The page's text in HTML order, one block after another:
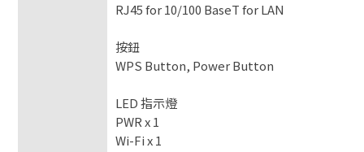
RJ45 for 10/100 BaseT for LAN
按鈕
WPS Button, Power Button
LED 指示燈
PWR x 1
Wi-Fi x 1